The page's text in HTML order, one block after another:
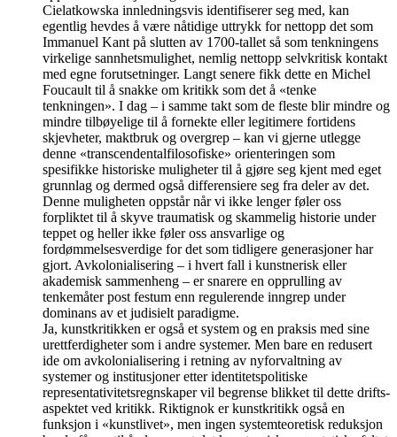
Cielatkowska innledningsvis identifiserer seg med, kan
egentlig hevdes å være nåtidige uttrykk for nettopp det som
Immanuel Kant på slutten av 1700-tallet så som tenkningens
virkelige sannhetsmulighet, nemlig nettopp selvkritisk kontakt
med egne forutsetninger. Langt senere fikk dette en Michel
Foucault til å snakke om kritikk som det å «tenke
tenkningen». I dag – i samme takt som de fleste blir mindre og
mindre tilbøyelige til å fornekte eller legitimere fortidens
skjevheter, maktbruk og overgrep – kan vi gjerne utlegge
denne «transcendentalfilosofiske» orienteringen som
spesifikke historiske muligheter til å gjøre seg kjent med eget
grunnlag og dermed også differensiere seg fra deler av det.
Denne muligheten oppstår når vi ikke lenger føler oss
forpliktet til å skyve traumatisk og skammelig historie under
teppet og heller ikke føler oss ansvarlige og
fordømmelsesverdige for det som tidligere generasjoner har
gjort. Avkolonialisering – i hvert fall i kunstnerisk eller
akademisk sammenheng – er snarere en opprulling av
tenkemåter post festum enn regulerende inngrep under
dominans av et judisielt paradigme.
Ja, kunstkritikken er også et system og en praksis med sine
urettferdigheter som i andre systemer. Men bare en redusert
ide om avkolonialisering i retning av nyforvaltning av
systemer og institusjoner etter identitetspolitiske
representativitetsregnskaper vil begrense blikket til dette drifts-
aspektet ved kritikk. Riktignok er kunstkritikk også en
funksjon i «kunstlivet», men ingen systemteoretisk reduksjon